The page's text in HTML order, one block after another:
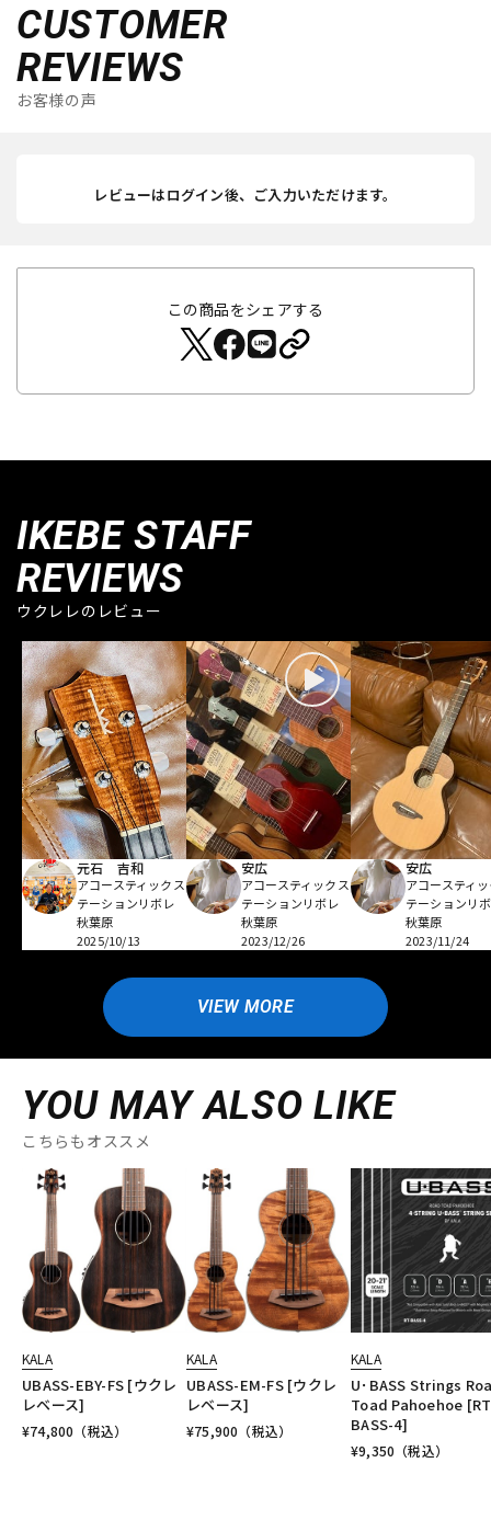
CUSTOMER
REVIEWS
お客様の声
レビューはログイン後、ご入力いただけます。
この商品をシェアする
IKEBE STAFF
REVIEWS
ウクレレのレビュー
元石 吉和
アコースティックス
テーションリボレ
秋葉原
2025/10/13
安広
アコースティックス
テーションリボレ
秋葉原
2023/12/26
安広
アコースティ
テーションリ
秋葉原
2023/11/24
VIEW MORE
YOU MAY ALSO LIKE
こちらもオススメ
KALA
UBASS-EBY-FS [ウクレ
レベース]
¥74,800 （税込）
KALA
UBASS-EM-FS [ウクレ
レベース]
¥75,900 （税込）
KALA
U･BASS Strings
Toad Pahoehoe
BASS-4]
¥9,350 （税込）